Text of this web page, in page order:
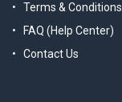
Terms & Conditions
FAQ (Help Center)
Contact Us